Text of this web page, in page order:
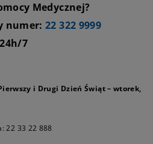
Medycznej?
numer:22 322 9999
7
i Drugi Dzień Świąt – wtorek,
22 33 22 888